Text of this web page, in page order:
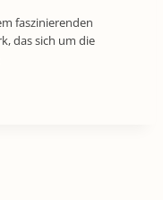
faszinierenden
das sich um die